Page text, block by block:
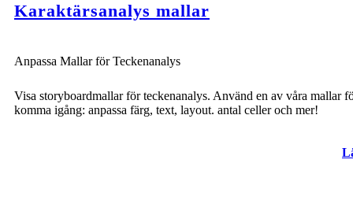
Karaktärsanalys mallar
Anpassa Mallar för Teckenanalys
Visa storyboardmallar för teckenanalys. Använd en av våra mallar
komma igång: anpassa färg, text, layout. antal celler och mer!